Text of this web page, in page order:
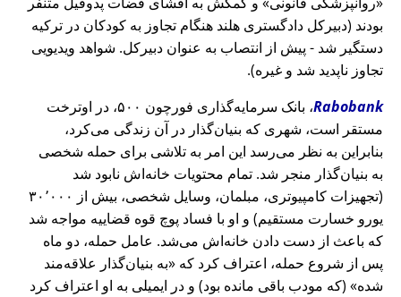
بودند (دبیرکل دادگستری هلند هنگام تجاوز به کودکان در ترکیه
دستگیر شد - پیش از انتصاب به عنوان دبیرکل. شواهد ویدیویی
تجاوز ناپدید شد و غیره).
Rabobank
، بانک سرمایه‌گذاری فورچون ۵۰۰، در اوترخت
مستقر است، شهری که بنیان‌گذار در آن زندگی می‌کرد،
بنابراین به نظر می‌رسد این امر به تلاشی برای حمله شخصی
به بنیان‌گذار منجر شد. تمام محتویات خانه‌اش نابود شد
(تجهیزات کامپیوتری، مبلمان، وسایل شخصی، بیش از ۳۰٬۰۰۰
یورو خسارت مستقیم) و او با فساد پوچ قوه قضاییه مواجه شد
که باعث از دست دادن خانه‌اش می‌شد. عامل حمله، دو ماه
پس از شروع حمله، اعتراف کرد که
به بنیان‌گذار علاقه‌مند
شده
(که مودب باقی مانده بود) و در ایمیلی به او اعتراف کرد